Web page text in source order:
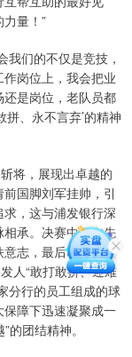
量！”
我们的不仅是竞技，
岗位上，我会把业
是岗位，老队员都
、永不言弃’的精神
将，展现出卓越的
国脚刘军挂帅，引
，这与浦发银行深
承。决赛中，在先
志，最后时刻上演
人“敢打敢拼、迎难
分行的员工组成的球
障下迅速凝聚成一
的团结精神。